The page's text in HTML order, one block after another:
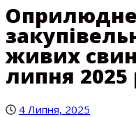
живих
липня 2025
4 Липня, 2025